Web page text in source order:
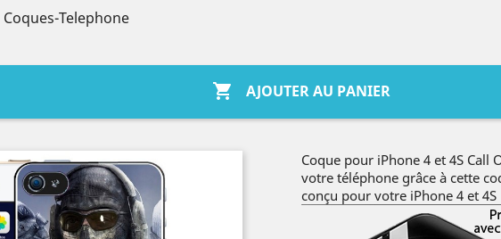
Coques-Telephone
 AJOUTER AU PANIER
Coque pour iPhone 4 et 4S Call
votre téléphone grâce à cette
conçu pour votre iPhone 4 et 4S